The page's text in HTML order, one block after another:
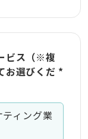
ビス（※複
お選びくだ *
ィング業